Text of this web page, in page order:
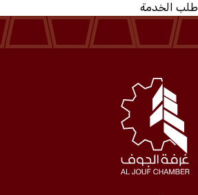
الخدمات
المركز الإعلامي
فعاليات الغرفة
فعاليات الجوف
طلب الخدمة